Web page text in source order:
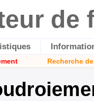
de
Recherche